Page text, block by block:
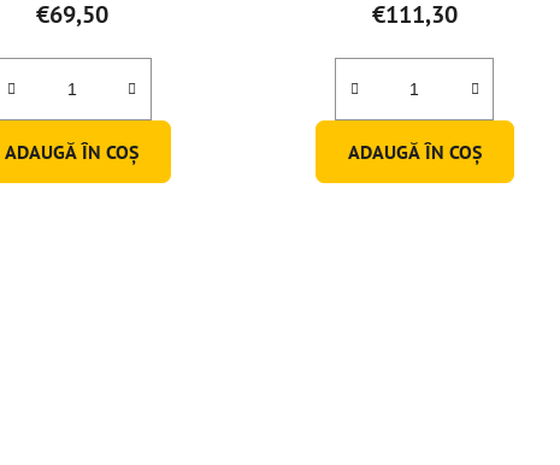
produsului
este
5,0
5
€69,50
ADAUGĂ ÎN COŞ
€111,30
ADAUGĂ ÎN COŞ